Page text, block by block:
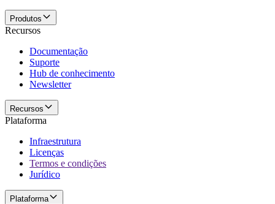
Produtos
Recursos
Documentação
Suporte
Hub de conhecimento
Newsletter
Recursos
Plataforma
Infraestrutura
Licenças
Termos e condições
Jurídico
Plataforma